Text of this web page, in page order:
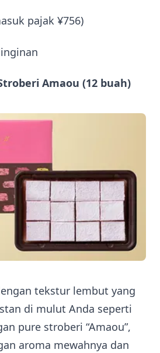
pajak ¥756)
Amaou (12 buah)
tekstur lembut yang
di mulut Anda seperti
pure stroberi “Amaou”,
aroma mewahnya dan